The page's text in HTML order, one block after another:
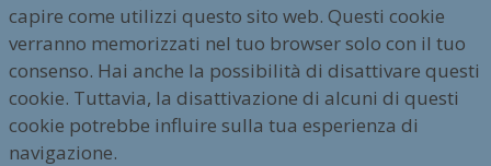
capire come utilizzi questo sito web. Questi cookie
verranno memorizzati nel tuo browser solo con il tuo
consenso. Hai anche la possibilità di disattivare questi
cookie. Tuttavia, la disattivazione di alcuni di questi
cookie potrebbe influire sulla tua esperienza di
navigazione.